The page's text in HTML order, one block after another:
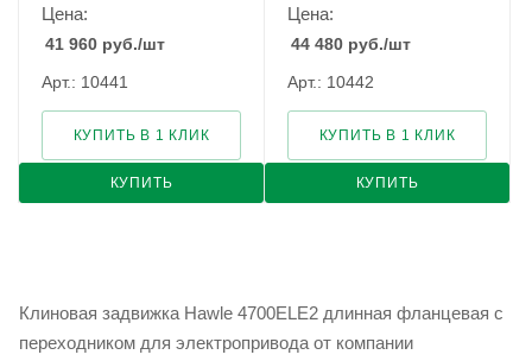
Цена:
41 960 руб./шт
Арт.: 10441
КУПИТЬ
КУПИТЬ В 1 КЛИК
Цена:
44 480 руб./шт
Арт.: 10442
КУПИТЬ
КУПИТЬ В 1 КЛИК
Клиновая задвижка Hawle 4700ELE2 длинная фланцевая с
переходником для электропривода от компании